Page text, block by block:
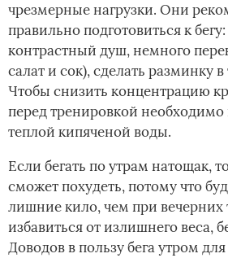
чрезмерные нагрузки. Они
правильно подготовиться к
контрастный душ, немного
салат и сок), сделать разминку
Чтобы снизить концентрацию
перед тренировкой необходимо
теплой кипяченой воды.
Если бегать по утрам натощак,
сможет похудеть, потому что
лишние кило, чем при вечерних
избавиться от излишнего веса,
Доводов в пользу бега утром